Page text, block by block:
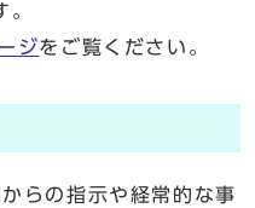
ジをご覧ください。
らの指示や経常的な事